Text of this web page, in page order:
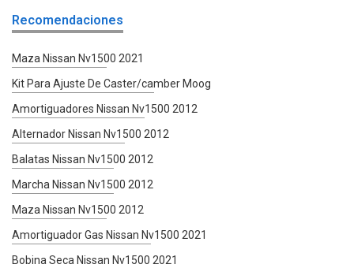
Recomendaciones
Maza Nissan Nv1500 2021
Kit Para Ajuste De Caster/camber Moog
Amortiguadores Nissan Nv1500 2012
Alternador Nissan Nv1500 2012
Balatas Nissan Nv1500 2012
Marcha Nissan Nv1500 2012
Maza Nissan Nv1500 2012
Amortiguador Gas Nissan Nv1500 2021
Bobina Seca Nissan Nv1500 2021